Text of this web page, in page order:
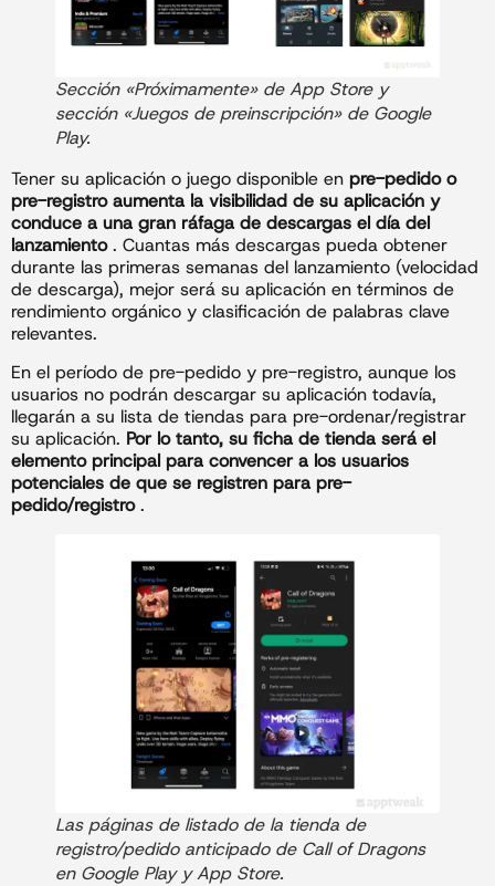
Sección «Próximamente» de App Store y
sección «Juegos de preinscripción» de Google
Play.
Tener su aplicación o juego disponible en pre-pedido o
pre-registro aumenta la visibilidad de su aplicación y
conduce a una gran ráfaga de descargas el día del
lanzamiento. Cuantas más descargas pueda obtener
durante las primeras semanas del lanzamiento (velocidad
de descarga), mejor será su aplicación en términos de
rendimiento orgánico y clasificación de palabras clave
relevantes.
En el período de pre-pedido y pre-registro, aunque los
usuarios no podrán descargar su aplicación todavía,
llegarán a su lista de tiendas para pre-ordenar/registrar
su aplicación. Por lo tanto, su ficha de tienda será el
elemento principal para convencer a los usuarios
potenciales de que se registren para pre-
pedido/registro.
Las páginas de listado de la tienda de
registro/pedido anticipado de Call of Dragons
en Google Play y App Store.